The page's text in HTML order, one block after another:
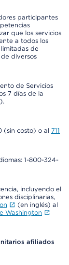
participantes
que los servicios
a todos los
de
diversos
de Servicios
7 días de la
(sin costo) o al 711
1-800-324-
incluyendo el
disciplinarias,
(en inglés) al
Washington
afiliados